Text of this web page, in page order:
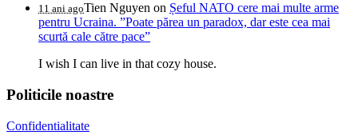
11 ani agoTien Nguyen on Șeful NATO cere mai multe arme
pentru Ucraina. ”Poate părea un paradox, dar este cea mai
scurtă cale către pace”
I wish I can live in that cozy house.
Politicile noastre
Confidentialitate